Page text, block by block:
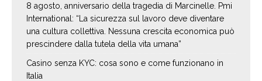
8 agosto, anniversario della tragedia di Marcinelle. Pmi
International: “La sicurezza sul lavoro deve diventare
una cultura collettiva. Nessuna crescita economica può
prescindere dalla tutela della vita umana”
Casino senza KYC: cosa sono e come funzionano in
Italia